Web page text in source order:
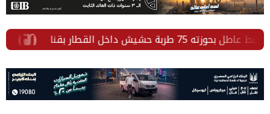
ضمن الموجة 29.. محافظة البحيرة تعلن داخل القطار بقنا